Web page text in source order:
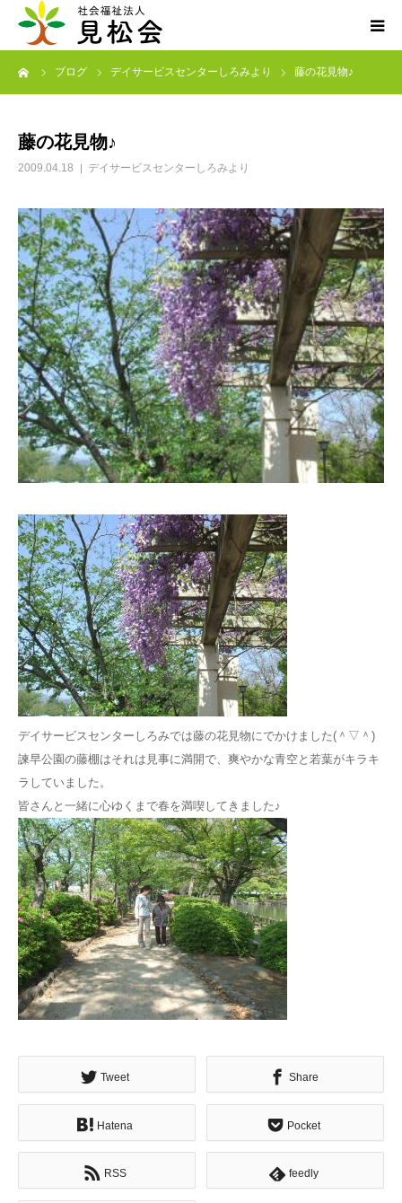
ブログ デイサービスセンターしろみより 藤の花見物♪
藤の花見物♪
2009.04.18 デイサービスセンターしろみより
デイサービスセンターしろみでは藤の花見物にでかけました(＾▽＾)
諫早公園の藤棚はそれは見事に満開で、爽やかな青空と若葉がキラキ
ラしていました。
皆さんと一緒に心ゆくまで春を満喫してきました♪
Tweet Share
Hatena Pocket
RSS feedly
ブログ
求人・ボランティア
アクセス
お知らせ